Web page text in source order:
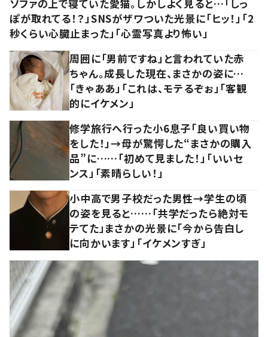
ソファの上で寝ていた愛猫。しかしよく見ると…「しっ
ぽが取れてる！？」SNSがザワついた光景に「ヒッ！」「2
秒くらい心臓止まった」「心霊写真より怖い」
周囲に「男前ですね」と言われていた赤
ちゃん。成長した現在、まさかの姿に…
「きゃああ」「これは、モテるぞぉ」「客観
的にイケメン」
修学旅行へ行った小6息子「良い買い物
をした！」→母が驚愕した“まさかの購入
品”に……「初めて見ました！」「いいセ
ンス」「素晴らしい！」
小中高で男子校だった男性→学生の頃
の姿を見ると……「共学だったら絶対モ
テてた」まさかの光景に「今から告白し
に向かいます」「イケメンすぎ」